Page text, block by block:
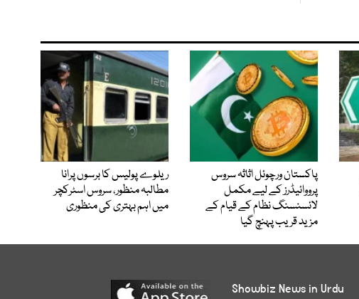
پاکستان ورچوئل اثاثہ سروس
پرووائیڈرز کے لیے مکمل
لائسنسنگ نظام کے قیام کے
مزید قریب پہنچ گیا
ریلوے پولیس کا برسوں پرانا
مطالبہ منظور، سروس اسٹرکچر
میں اہم بہتری کی منظوری
Showbiz News in Urdu